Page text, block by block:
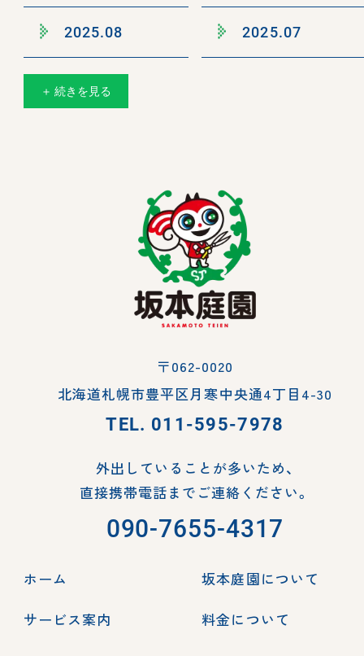
2025.08 2025.07
＋ 続きを見る
〒062-0020
北海道札幌市豊平区月寒中央通4丁目4-30
TEL. 011-595-7978
外出していることが多いため、
直接携帯電話までご連絡ください。
090-7655-4317
ホーム
坂本庭園について
サービス案内
料金について